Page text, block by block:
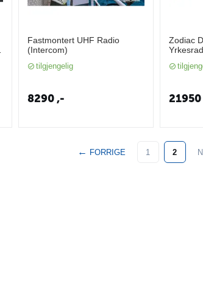
Fastmontert UHF Radio
(Intercom)
tilgjengelig
8290 ,-
Zodiac
21950
FORRIGE 1 2